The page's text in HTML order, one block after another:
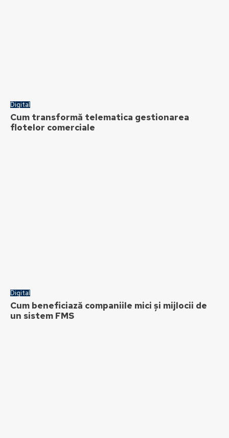
Digital
Cum transformă telematica gestionarea
flotelor comerciale
Digital
Cum beneficiază companiile mici și mijlocii de
un sistem FMS